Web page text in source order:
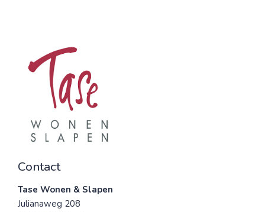
Contact
Tase Wonen & Slapen
Julianaweg 208